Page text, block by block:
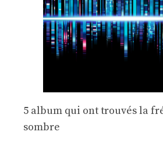
5 album qui ont trouvés la
sombre